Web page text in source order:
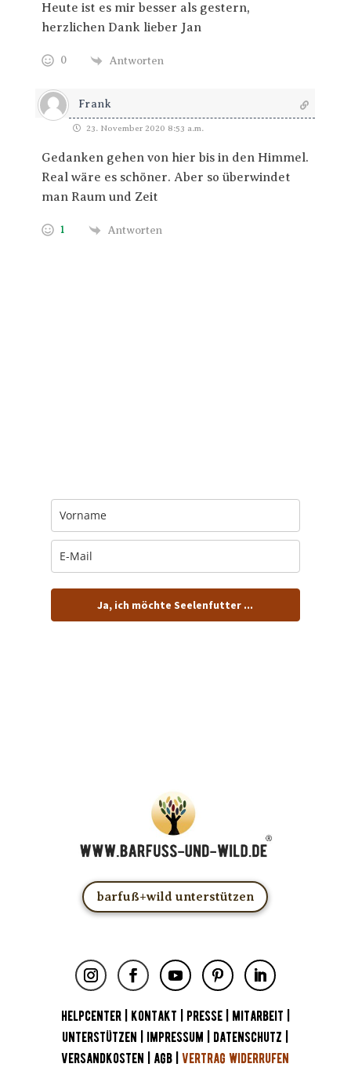
Heute ist es mir besser als gestern,
herzlichen Dank lieber Jan
0 Antworten
Frank
23. November 2020 8:53 a.m.
Gedanken gehen von hier bis in den Himmel.
Real wäre es schöner. Aber so überwindet
man Raum und Zeit
1 Antworten
Ja, ich möchte Seelenfutter ...
barfuß+wild unterstützen
HELPCENTER| KONTAKT PRESSE| MITARBEIT
UNTERSTÜTZEN
IMPRESSUM DATENSCHUTZ
VERSANDKOSTEN
AGB |VERTRAG WIDERRUFEN